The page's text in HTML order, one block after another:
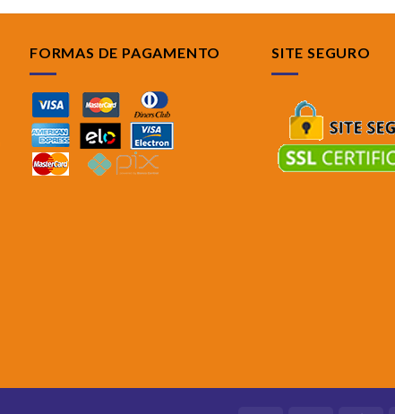
FORMAS DE PAGAMENTO SITE SEGURO